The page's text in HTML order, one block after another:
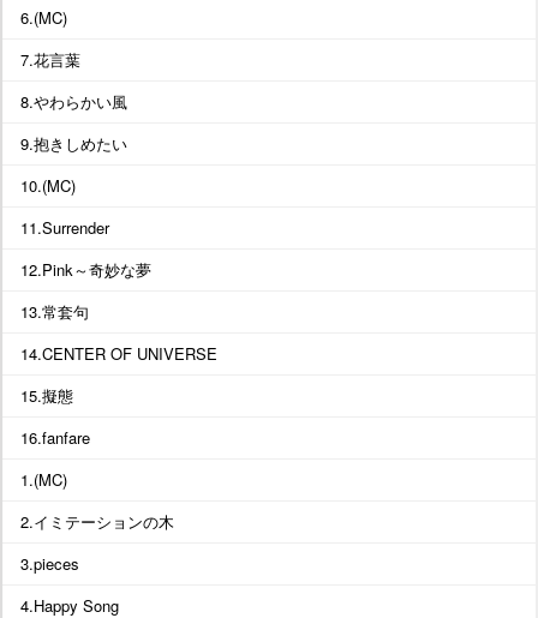
6.(MC)
7.花言葉
8.やわらかい風
9.抱きしめたい
10.(MC)
11.Surrender
12.Pink～奇妙な夢
13.常套句
14.CENTER OF UNIVERSE
15.擬態
16.fanfare
1.(MC)
2.イミテーションの木
3.pieces
4.Happy Song